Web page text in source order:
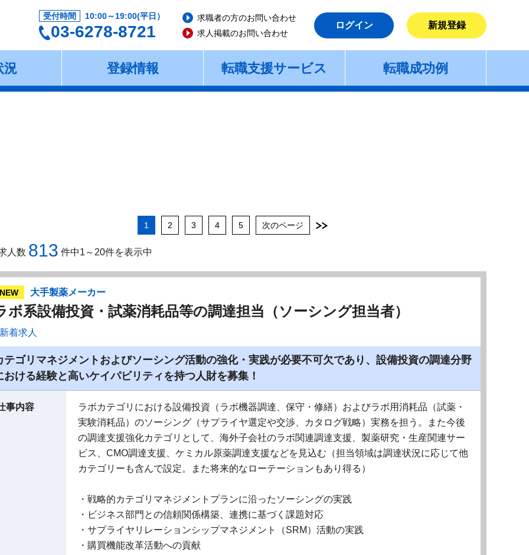
受付時間 10:00～19:00(平日）
03-6278-8721
求職者の方のお問い合わせ
求人掲載のお問い合わせ
ログイン 新規登録
況 登録情報 転職支援サービス 転職成功例
1 2 3 4 5 次のページ
人数 813 件中1～20件を表示中
NEW 大手製薬メーカー
ボ系設備投資・試薬消耗品等の調達担当（ソーシング担当者）
新着求人
テゴリマネジメントおよびソーシング活動の強化・実践が必要不可欠であり、設備投資の調達分野
おける経験と高いケイパビリティを持つ人財を募集！
事内容
ラボカテゴリにおける設備投資（ラボ機器調達、保守・修繕）およびラボ用消耗品（試薬・
実験消耗品）のソーシング（サプライヤ選定や交渉、カタログ戦略）実務を担う。また今後
の調達支援強化カテゴリとして、海外子会社のラボ関連調達支援、製薬研究・生産関連サー
ビス、CMO調達支援、ケミカル原薬調達支援などを見込む（担当領域は調達状況に応じて他
カテゴリーも含んで設定。また将来的なローテーションもあり得る）
・戦略的カテゴリマネジメントプランに沿ったソーシングの実践
・ビジネス部門との信頼関係構築、連携に基づく課題対応
・サプライヤリレーションシップマネジメント（SRM）活動の実践
・購買機能改革活動への貢献